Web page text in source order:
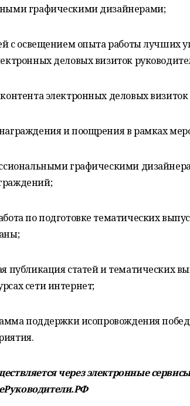
графическими дизайнерами;
с освещением опыта работы лучших
деловых визиток
электронных деловых
и поощрения в рамках
графическими
по подготовке тематических
публикация статей и тематических
сети интернет;
поддержки исопровождения
через электронные